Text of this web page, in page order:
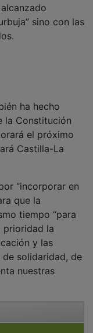
sino con las
ha hecho
la Constitución
el próximo
Castilla-La
“incorporar en
que la
tiempo “para
prioridad la
y las
de solidaridad, de
nuestras